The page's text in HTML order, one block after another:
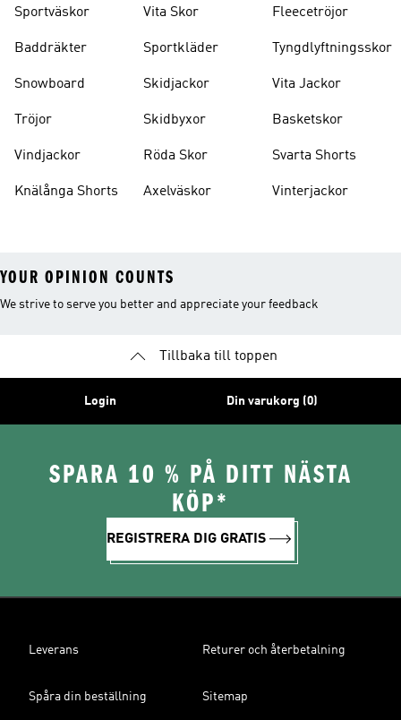
Sportväskor
Baddräkter
Snowboard
Tröjor
Vindjackor
Knälånga Shorts
Vita Skor
Sportkläder
Skidjackor
Skidbyxor
Röda Skor
Axelväskor
Fleecetröjor
Tyngdlyftningsskor
Vita Jackor
Basketskor
Svarta Shorts
Vinterjackor
YOUR OPINION COUNTS
We strive to serve you better and appreciate your feedback
Tillbaka till toppen
Login Din varukorg (0)
SPARA 10 % PÅ DITT NÄSTA
KÖP*
REGISTRERA DIG GRATIS
Leverans Returer och återbetalning
Spåra din beställning Sitemap